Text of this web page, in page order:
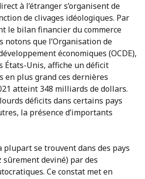
à l’étranger s’organisent de
de clivages idéologiques. Par
le bilan financier du commerce
que l’Organisation de
économiques (OCDE),
États-Unis, affiche un déficit
en plus grand ces dernières
atteint 348 milliards de dollars.
déficits dans certains pays
la présence d’importants
plupart se trouvent dans des pays
sûrement deviné) par des
Ce constat met en